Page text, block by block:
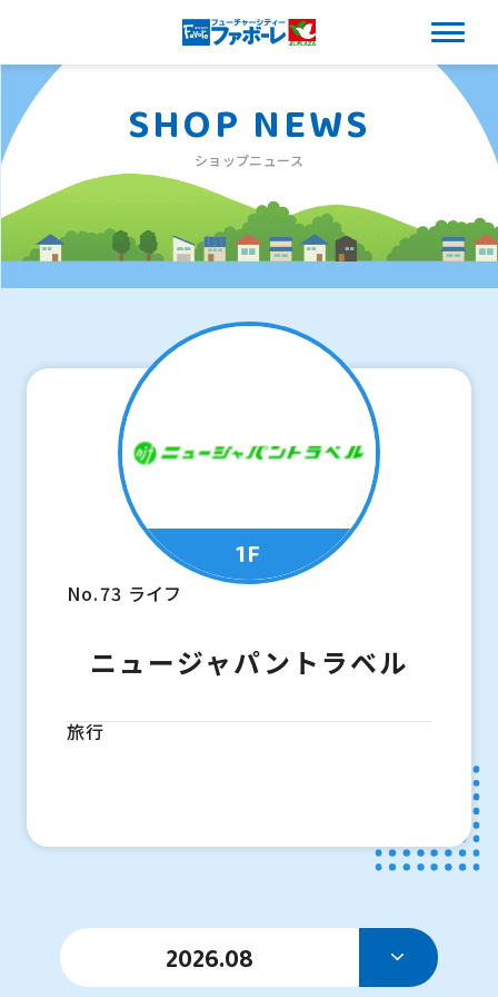
SHOP NEWS
ショップニュース
1F
No.73 ライフ
ニュージャパントラベル
旅行
2026.08